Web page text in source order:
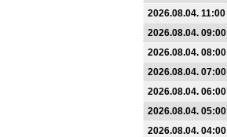
2026.08.04. 11:00
2026.08.04. 09:00
2026.08.04. 08:00
2026.08.04. 07:00
2026.08.04. 06:00
2026.08.04. 05:00
2026.08.04. 04:00